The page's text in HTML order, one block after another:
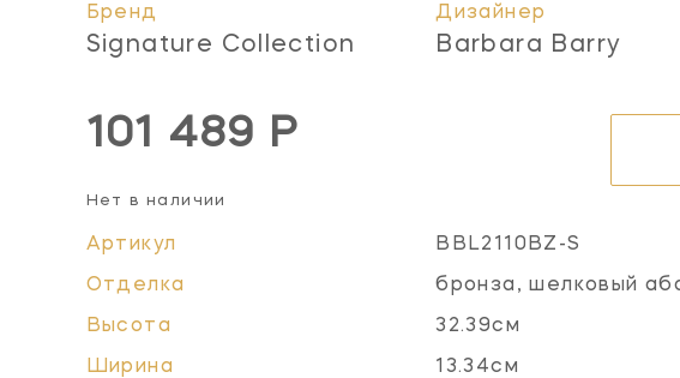
Бренд
Signature Collection
Дизайнер
Barbara Barry
101 489 Р
Нет в наличии
Артикул BBL2110BZ-S
Отделка бронза, шелковый
Высота 32.39см
Ширина 13.34см